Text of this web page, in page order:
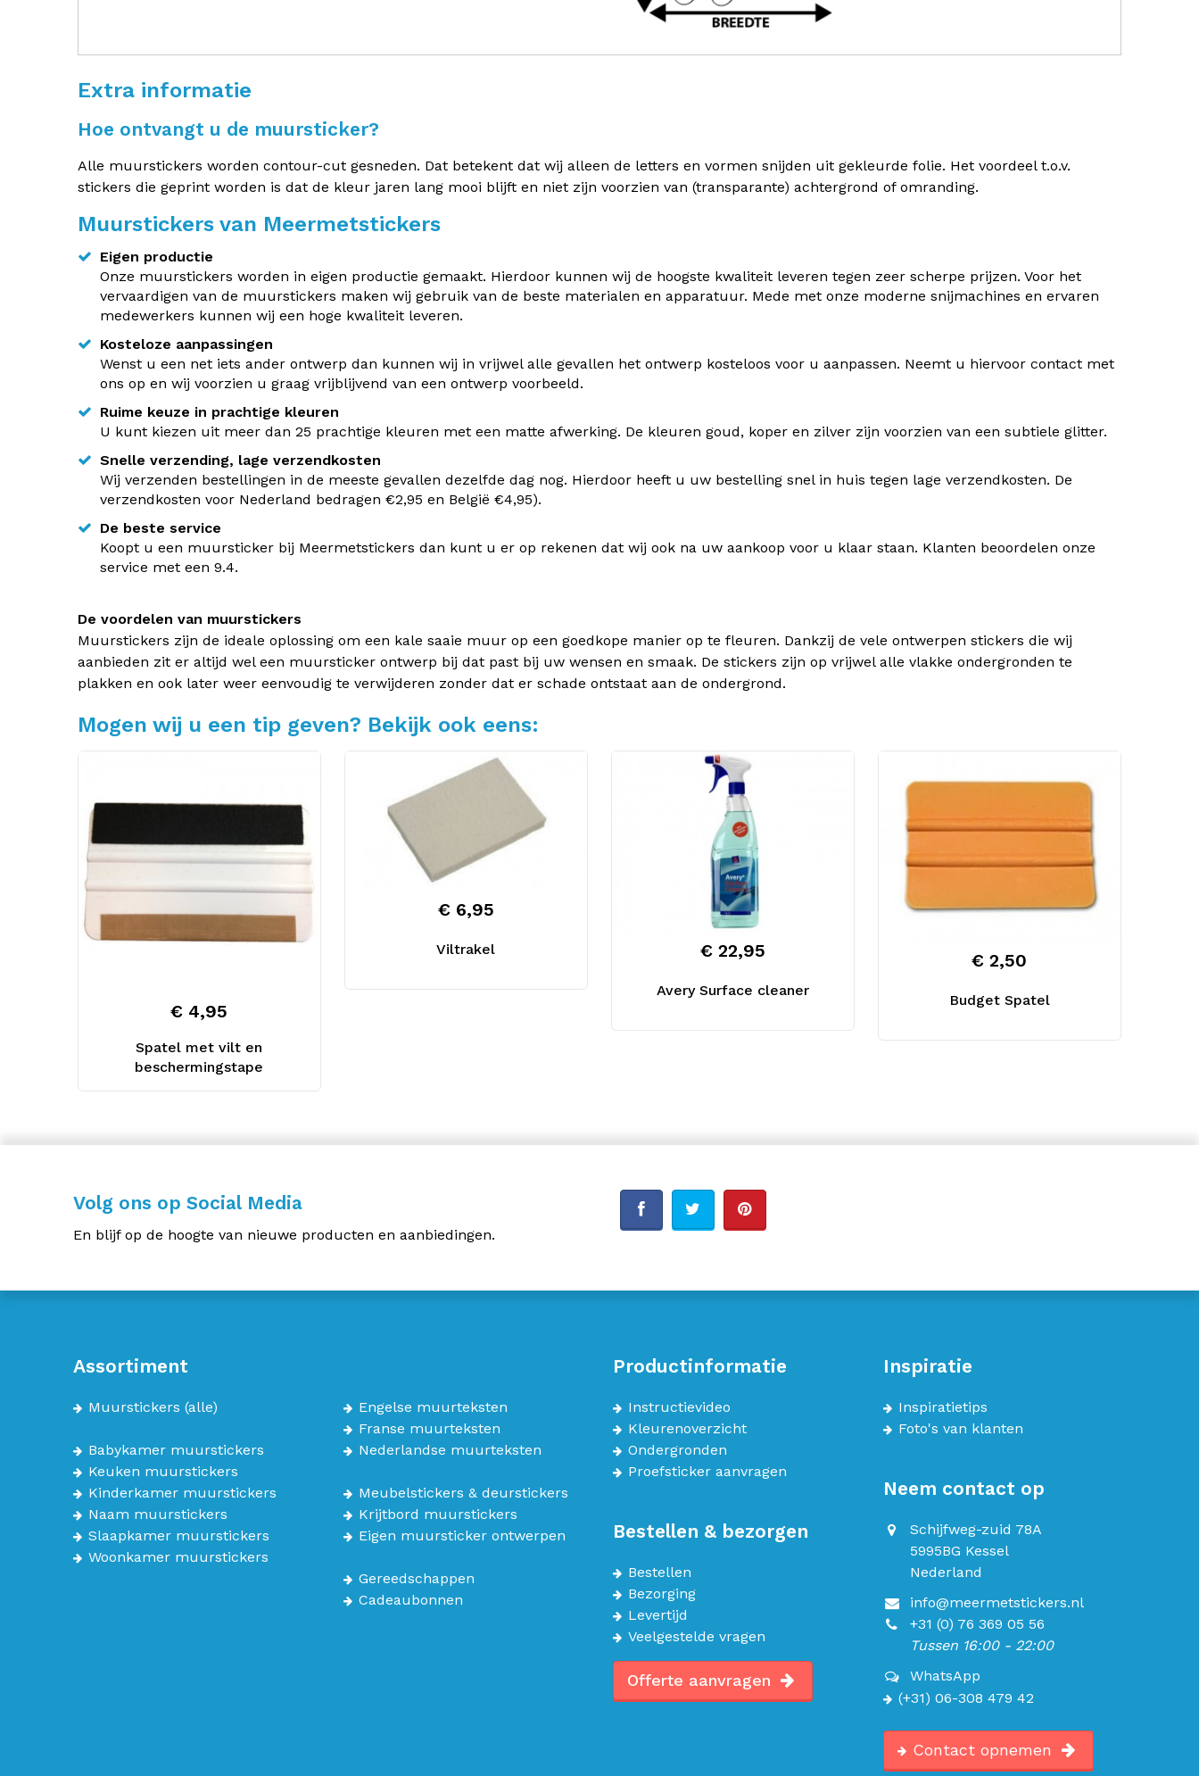
Extra informatie
Hoe ontvangt u de muursticker?
Alle muurstickers worden contour-cut gesneden. Dat betekent dat wij alleen de letters en vormen snijden uit gekleurde folie. Het voordeel t.o.v.
stickers die geprint worden is dat de kleur jaren lang mooi blijft en niet zijn voorzien van (transparante) achtergrond of omranding.
Muurstickers van Meermetstickers
Eigen productie
Onze muurstickers worden in eigen productie gemaakt. Hierdoor kunnen wij de hoogste kwaliteit leveren tegen zeer scherpe prijzen. Voor het
vervaardigen van de muurstickers maken wij gebruik van de beste materialen en apparatuur. Mede met onze moderne snijmachines en ervaren
medewerkers kunnen wij een hoge kwaliteit leveren.
Kosteloze aanpassingen
Wenst u een net iets ander ontwerp dan kunnen wij in vrijwel alle gevallen het ontwerp kosteloos voor u aanpassen. Neemt u hiervoor contact met
ons op en wij voorzien u graag vrijblijvend van een ontwerp voorbeeld.
Ruime keuze in prachtige kleuren
U kunt kiezen uit meer dan 25 prachtige kleuren met een matte afwerking. De kleuren goud, koper en zilver zijn voorzien van een subtiele glitter.
Snelle verzending, lage verzendkosten
Wij verzenden bestellingen in de meeste gevallen dezelfde dag nog. Hierdoor heeft u uw bestelling snel in huis tegen lage verzendkosten. De
verzendkosten voor Nederland bedragen €2,95 en België €4,95).
De beste service
Koopt u een muursticker bij Meermetstickers dan kunt u er op rekenen dat wij ook na uw aankoop voor u klaar staan. Klanten beoordelen onze
service met een 9.4.
De voordelen van muurstickers
Muurstickers zijn de ideale oplossing om een kale saaie muur op een goedkope manier op te fleuren. Dankzij de vele ontwerpen stickers die wij
aanbieden zit er altijd wel een muursticker ontwerp bij dat past bij uw wensen en smaak. De stickers zijn op vrijwel alle vlakke ondergronden te
plakken en ook later weer eenvoudig te verwijderen zonder dat er schade ontstaat aan de ondergrond.
Mogen wij u een tip geven? Bekijk ook eens:
Spatel met vilt en
beschermingstape
€ 4,95
Viltrakel
€ 6,95
Avery Surface cleaner
€ 22,95
Budget Spatel
€ 2,50
Volg ons op Social Media
En blijf op de hoogte van nieuwe producten en aanbiedingen.
Assortiment
Muurstickers (alle)
Babykamer muurstickers
Keuken muurstickers
Kinderkamer muurstickers
Naam muurstickers
Slaapkamer muurstickers
Woonkamer muurstickers
Engelse muurteksten
Franse muurteksten
Nederlandse muurteksten
Meubelstickers & deurstickers
Krijtbord muurstickers
Eigen muursticker ontwerpen
Gereedschappen
Cadeaubonnen
Productinformatie
Instructievideo
Kleurenoverzicht
Ondergronden
Proefsticker aanvragen
Bestellen & bezorgen
Bestellen
Bezorging
Levertijd
Veelgestelde vragen
Offerte aanvragen
Inspiratie
Inspiratietips
Foto's van klanten
Neem contact op
Schijfweg-zuid 78A
5995BG Kessel
Nederland
info@meermetstickers.nl
+31 (0) 76 369 05 56
Tussen 16:00 - 22:00
WhatsApp
(+31) 06-308 479 42
Contact opnemen